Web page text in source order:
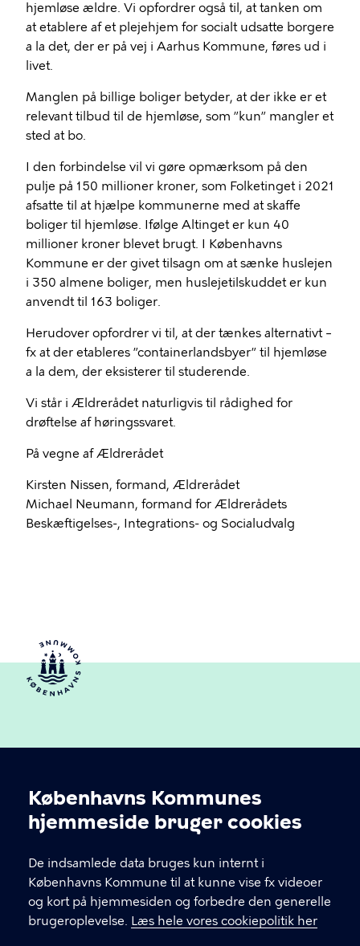
Cookieindstillinger
Københavns Kommunes
hjemmeside bruger cookies
De indsamlede data bruges kun internt i
Københavns Kommune til at kunne vise fx videoer
og kort på hjemmesiden og forbedre den generelle
brugeroplevelse. Læs hele vores cookiepolitik her
hjemløse ældre. Vi opfordrer også til, at tanken om
at etablere af et plejehjem for socialt udsatte borgere
a la det, der er på vej i Aarhus Kommune, føres ud i
livet.
Manglen på billige boliger betyder, at der ikke er et
relevant tilbud til de hjemløse, som ”kun” mangler et
sted at bo.
I den forbindelse vil vi gøre opmærksom på den
pulje på 150 millioner kroner, som Folketinget i 2021
afsatte til at hjælpe kommunerne med at skaffe
boliger til hjemløse. Ifølge Altinget er kun 40
millioner kroner blevet brugt. I Københavns
Kommune er der givet tilsagn om at sænke huslejen
i 350 almene boliger, men huslejetilskuddet er kun
anvendt til 163 boliger.
Herudover opfordrer vi til, at der tænkes alternativt –
fx at der etableres ”containerlandsbyer” til hjemløse
a la dem, der eksisterer til studerende.
Vi står i Ældrerådet naturligvis til rådighed for
drøftelse af høringssvaret.
På vegne af Ældrerådet
Kirsten Nissen, formand, Ældrerådet
Michael Neumann, formand for Ældrerådets
Beskæftigelses-, Integrations- og Socialudvalg
Københavns Kommune
KONTAKT